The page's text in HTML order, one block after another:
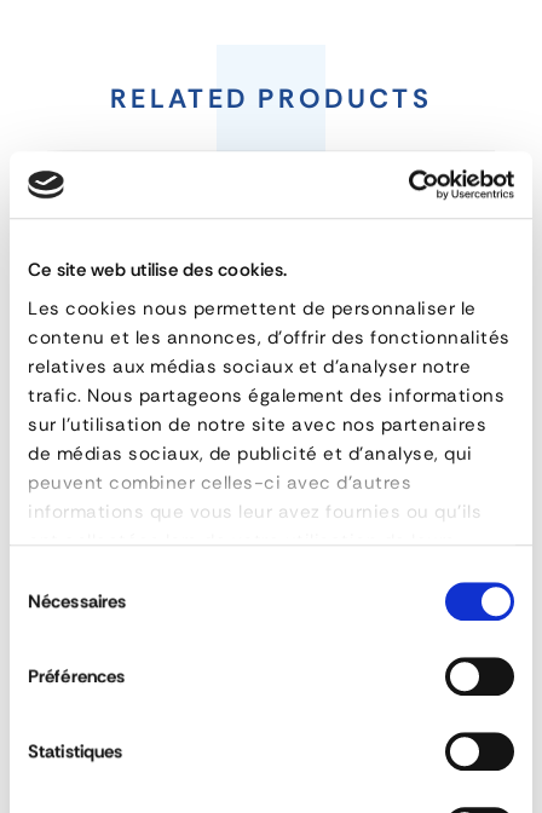
Ce site web utilise des cookies.
Les cookies nous permettent de personnaliser le
contenu et les annonces, d'offrir des fonctionnalités
relatives aux médias sociaux et d'analyser notre
trafic. Nous partageons également des informations
sur l'utilisation de notre site avec nos partenaires
de médias sociaux, de publicité et d'analyse, qui
peuvent combiner celles-ci avec d'autres
informations que vous leur avez fournies ou qu'ils
duNécessaires
Préférences
Statistiques
-
2
Steps
with
Mounting
Angle
FEATURES
poids5 kg
RELATED PRODUCTS
QUESTIONS & ANSWERS